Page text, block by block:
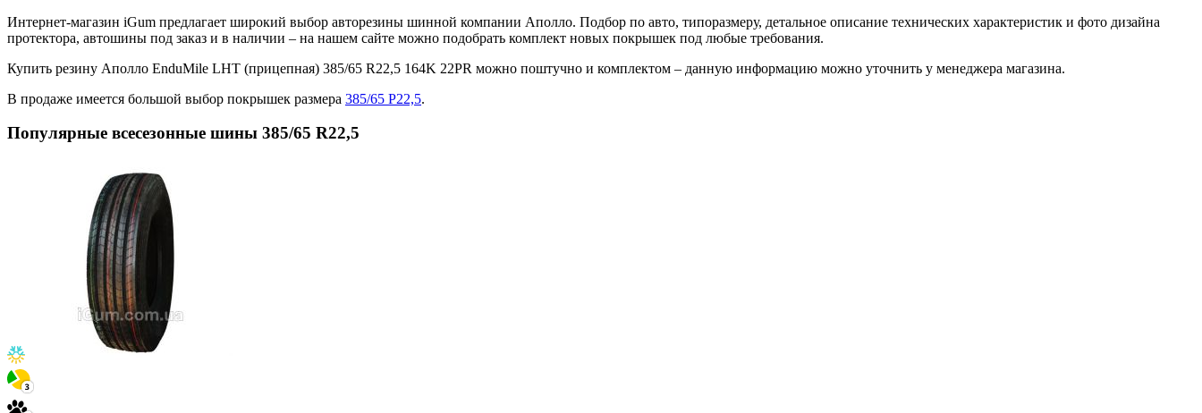
Интернет-магазин iGum предлагает широкий выбор авторезины шинной компании Аполло. Подбор по авто, типоразмеру, детальное описание технических характеристик и фото дизайна
протектора, автошины под заказ и в наличии – на нашем сайте можно подобрать комплект новых покрышек под любые требования.
Купить резину Аполло EnduMile LHT (прицепная) 385/65 R22,5 164K 22PR можно поштучно и комплектом – данную информацию можно уточнить у менеджера магазина.
В продаже имеется большой выбор покрышек размера 385/65 Р22,5.
Популярные всесезонные шины 385/65 R22,5